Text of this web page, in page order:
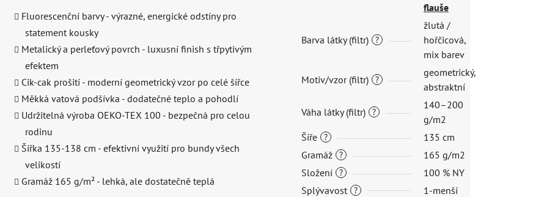
Fluorescenční barvy - výrazné, energické odstíny pro
statement kousky
Metalický a perleťový povrch - luxusní finish s třpytivým
efektem
Cik-cak prošití - moderní geometrický vzor po celé šířce
Měkká vatová podšívka - dodatečné teplo a pohodlí
Udržitelná výroba OEKO-TEX 100 - bezpečná pro celou
rodinu
Šířka 135-138 cm - efektivní využití pro bundy všech
velikostí
Gramáž 165 g/m² - lehká, ale dostatečně teplá
flauše
?
Barva látky (filtr)
žlutá /
hořčicová,
mix barev
?
Motiv/vzor (filtr)
geometrický,
abstraktní
?
Váha látky (filtr)
140–200
g/m2
?
Šíře 135 cm
?
Gramáž 165 g/m2
?
Složení 100 % NY
?
Splývavost 1-menší